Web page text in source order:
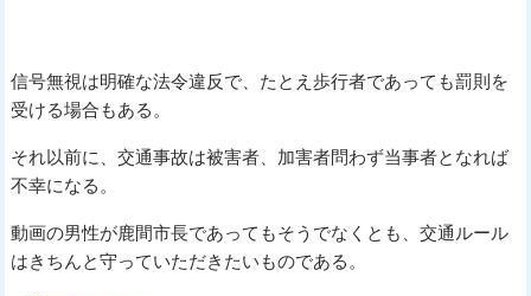
信号無視は明確な法令違反で、たとえ歩行者であっても罰則を
受ける場合もある。
それ以前に、交通事故は被害者、加害者問わず当事者となれば
不幸になる。
動画の男性が鹿間市長であってもそうでなくとも、交通ルール
はきちんと守っていただきたいものである。